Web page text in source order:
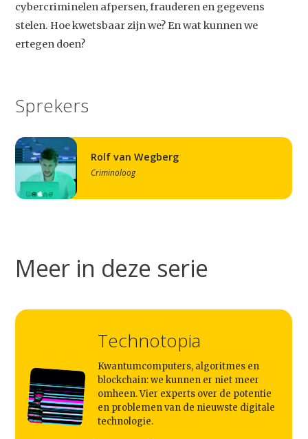
Studium Generale
cybercriminelen afpersen, frauderen en gegevens
stelen. Hoe kwetsbaar zijn we? En wat kunnen we
ertegen doen?
Sprekers
Rolf van Wegberg
Criminoloog
Meer in deze serie
Technotopia
Kwantumcomputers, algoritmes en
blockchain: we kunnen er niet meer
omheen. Vier experts over de potentie
en problemen van de nieuwste digitale
technologie.